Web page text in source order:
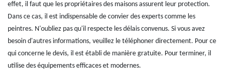
effet, il faut que les propriétaires des maisons assurent leur protection.
Dans ce cas, il est indispensable de convier des experts comme les
peintres. N'oubliez pas qu'il respecte les délais convenus. Si vous avez
besoin d'autres informations, veuillez le téléphoner directement. Pour ce
qui concerne le devis, il est établi de manière gratuite. Pour terminer, il
utilise des équipements efficaces et modernes.